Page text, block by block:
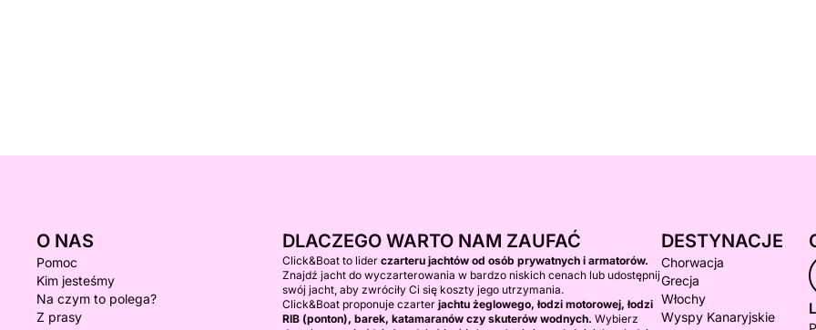
O NAS
Pomoc
Kim jesteśmy
Na czym to polega?
Z prasy
DLACZEGO WARTO NAM ZAUFAĆ
Click&Boat to lider czarteru jachtów od osób prywatnych i armatorów.
Znajdź jacht do wyczarterowania w bardzo niskich cenach lub udostępnij
swój jacht, aby zwróciły Ci się koszty jego utrzymania.
Click&Boat proponuje czarter jachtu żeglowego, łodzi motorowej, łodzi
RIB (ponton), barek, katamaranów czy skuterów wodnych. Wybierz
DESTYNACJE
Chorwacja
Grecja
Włochy
Wyspy Kanaryjskie